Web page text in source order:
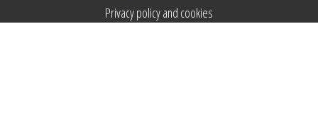
Privacy policy and cookies